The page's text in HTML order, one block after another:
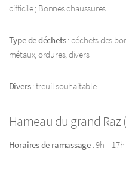
difficile ; Bonnes chaussures
Type de déchets: déchets des
métaux, ordures, divers
Divers: treuil souhaitable
Hameau du grand Raz
Horaires de ramassage : 9h – 17h